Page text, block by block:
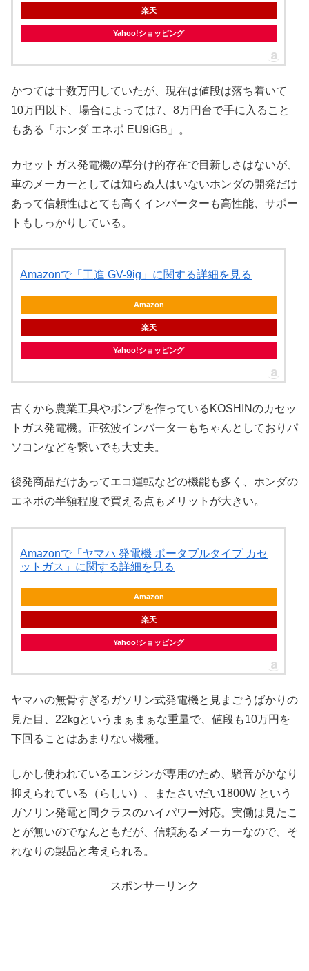
楽天
Yahoo!ショッピング
かつては十数万円していたが、現在は値段は落ち着いて
10万円以下、場合によっては7、8万円台で手に入ること
もある「ホンダ エネポ EU9iGB」。
カセットガス発電機の草分け的存在で目新しさはないが、
車のメーカーとしては知らぬ人はいないホンダの開発だけ
あって信頼性はとても高くインバーターも高性能、サポー
トもしっかりしている。
Amazonで「工進 GV-9ig」に関する詳細を見る
Amazon
楽天
Yahoo!ショッピング
古くから農業工具やポンプを作っているKOSHINのカセッ
トガス発電機。正弦波インバーターもちゃんとしておりパ
ソコンなどを繋いでも大丈夫。
後発商品だけあってエコ運転などの機能も多く、ホンダの
エネポの半額程度で買える点もメリットが大きい。
Amazonで「ヤマハ 発電機 ポータブルタイプ カセ
ットガス」に関する詳細を見る
Amazon
楽天
Yahoo!ショッピング
ヤマハの無骨すぎるガソリン式発電機と見まごうばかりの
見た目、22kgというまぁまぁな重量で、値段も10万円を
下回ることはあまりない機種。
しかし使われているエンジンが専用のため、騒音がかなり
抑えられている（らしい）、またさいだい1800W という
ガソリン発電と同クラスのハイパワー対応。実働は見たこ
とが無いのでなんともだが、信頼あるメーカーなので、そ
れなりの製品と考えられる。
スポンサーリンク